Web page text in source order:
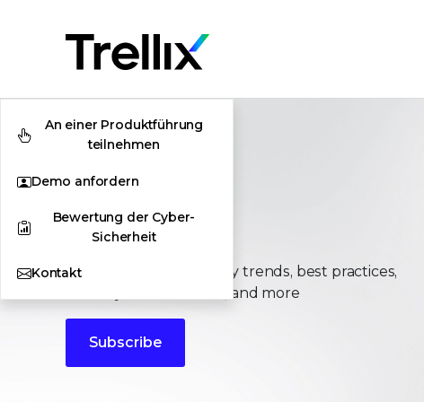
An einer Produktführung
teilnehmen
Demo anfordern
Bewertung der Cyber-
Sicherheit
Kontakt
Stories
The latest cybersecurity trends, best practices,
security vulnerabilities, and more
Subscribe